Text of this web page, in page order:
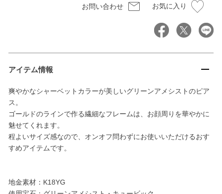
お問い合わせ お気に入り
アイテム情報
爽やかなシャーベットカラーが美しいグリーンアメシストのピア
ス。
ゴールドのラインで作る繊細なフレームは、お顔周りを華やかに
魅せてくれます。
程よいサイズ感なので、オンオフ問わずにお使いいただけるおす
すめアイテムです。
地金素材：K18YG